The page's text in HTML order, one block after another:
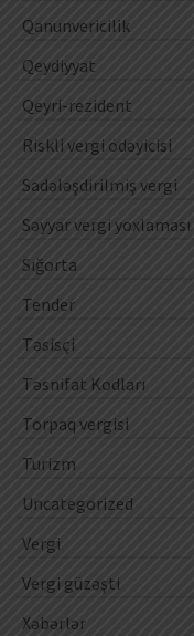
Qanunvericilik
Qeydiyyat
Qeyri-rezident
Riskli vergi ödəyicisi
Sadələşdirilmiş vergi
Səyyar vergi yoxlaması
Sığorta
Tender
Təsisçi
Təsnifat Kodları
Torpaq vergisi
Turizm
Uncategorized
Vergi
Vergi güzəşti
Xəbərlər